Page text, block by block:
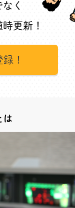
く
時更新！
！
は